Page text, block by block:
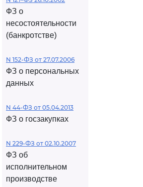
ФЗ о
несостоятельности
(банкротстве)
N 152-ФЗ от 27.07.2006
ФЗ о персональных
данных
N 44-ФЗ от 05.04.2013
ФЗ о госзакупках
N 229-ФЗ от 02.10.2007
ФЗ об
исполнительном
производстве